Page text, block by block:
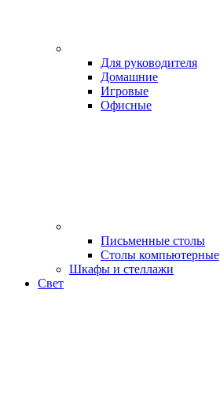
Для руководителя
Домашние
Игровые
Офисные
Письменные столы
Столы компьютерные
Шкафы и стеллажи
Свет